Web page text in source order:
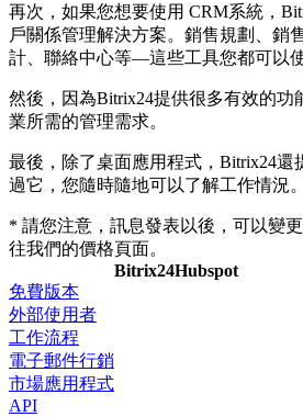
再次，如果您想要使用 CRM系統，
戶關係管理解決方案。銷售規劃、銷
計、聯絡中心等—這些工具您都可以使
然後，因為Bitrix24提供很多有效的功
業所需的管理需求。
最後，除了桌面應用程式，Bitrix24還
過它，您隨時隨地可以了解工作情況。
* 請您注意，訊息發表以後，可以變
往我們的價格頁面。
Bitrix24Hubspot
免費版本
外部使用者
工作流程
電子郵件行銷
市場應用程式
API